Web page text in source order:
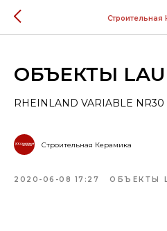
Строительная
ОБЪЕКТЫ
RHEINLAND VARIABLE NR30
Строительная Керамика
2020-06-08 17:27 ОБЪЕКТЫ